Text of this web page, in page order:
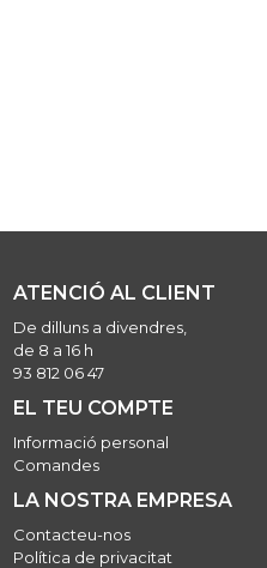
ATENCIÓ AL CLIENT
De dilluns a divendres,
de 8 a 16 h
93 812 06 47
EL TEU COMPTE
Informació personal
Comandes
LA NOSTRA EMPRESA
Contacteu-nos
Política de privacitat